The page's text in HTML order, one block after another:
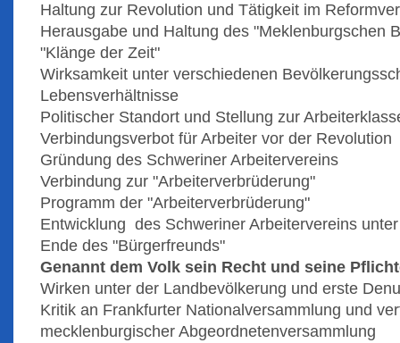
Haltung zur Revolution und Tätigkeit im
Herausgabe und Haltung des "Meklenburgschen
"Klänge der Zeit"
Wirksamkeit unter verschiedenen
Lebensverhältnisse
Politischer Standort und Stellung zur
Verbindungsverbot für Arbeiter vor der Revolution
Gründung des Schweriner Arbeitervereins
Verbindung zur "Arbeiterverbrüderung"
Programm der "Arbeiterverbrüderung"
Entwicklung des Schweriner Arbeitervereins
Ende des "Bürgerfreunds"
Genannt dem Volk sein Recht und seine
Wirken unter der Landbevölkerung und erste
Kritik an Frankfurter Nationalversammlung und
mecklenburgischer Abgeordnetenversammlung